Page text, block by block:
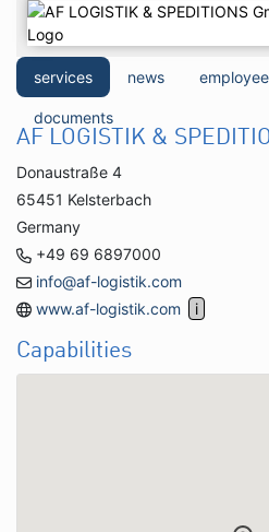
services news
documents
AF LOGISTIK &
Donaustraße 4
65451 Kelsterbach
Germany
+49 69 6897000
info@af-logistik.com
www.af-logistik.com
Capabilities